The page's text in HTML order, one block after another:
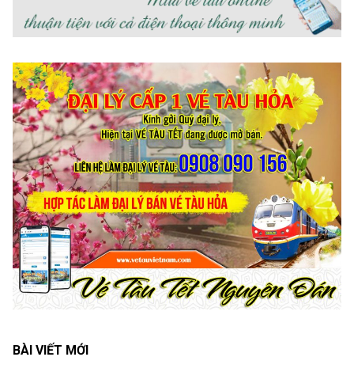
BÀI VIẾT MỚI